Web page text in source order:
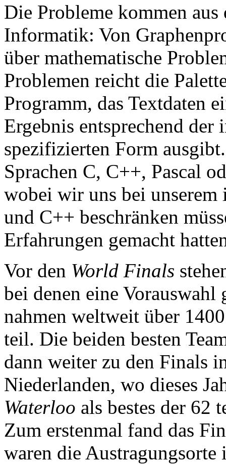
Die Probleme kommen
Informatik: Von
über mathematische
Problemen reicht die
Programm, das Textdaten
Ergebnis entsprechend
spezifizierten Form
Sprachen C, C++, Pascal
wobei wir uns bei unserem
und C++ beschränken
Erfahrungen gemacht
Vor den World Finals
bei denen eine
nahmen weltweit über
teil. Die beiden besten
dann weiter zu den Finals
Niederlanden, wo dieses
Waterloo als bestes der 62
Zum erstenmal fand das
waren die